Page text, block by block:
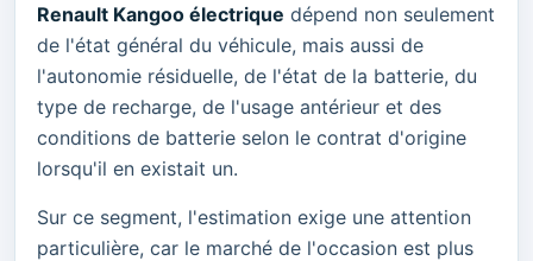
Renault Kangoo électrique dépend non seulement
de l'état général du véhicule, mais aussi de
l'autonomie résiduelle, de l'état de la batterie, du
type de recharge, de l'usage antérieur et des
conditions de batterie selon le contrat d'origine
lorsqu'il en existait un.
Sur ce segment, l'estimation exige une attention
particulière, car le marché de l'occasion est plus